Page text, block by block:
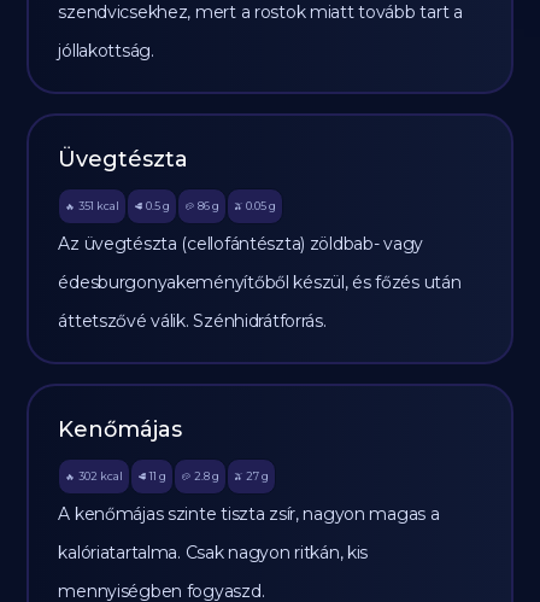
szendvicsekhez, mert a rostok miatt tovább tart a
jóllakottság.
Üvegtészta
🔥 351 kcal 🥩 0.5 g 🥔 86g 🫒 0.05 g
Az üvegtészta (cellofántészta) zöldbab- vagy
édesburgonyakeményítőből készül, és főzés után
áttetszővé válik. Szénhidrátforrás.
Kenőmájas
🔥 302 kcal 🥩 11 g 🥔 2.8g 🫒 27 g
A kenőmájas szinte tiszta zsír, nagyon magas a
kalóriatartalma. Csak nagyon ritkán, kis
mennyiségben fogyaszd.